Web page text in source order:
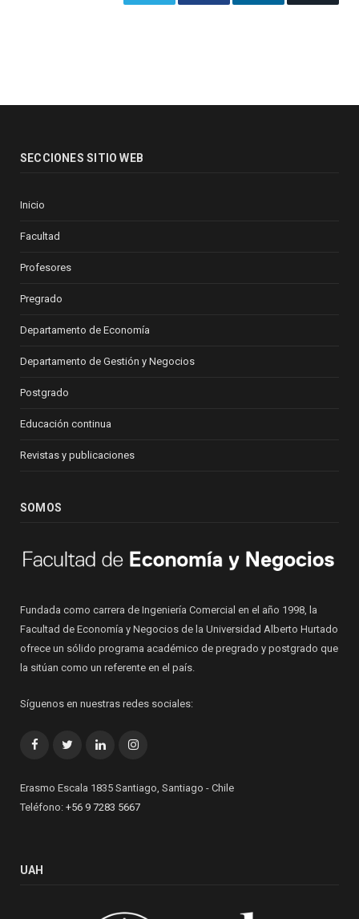
SECCIONES SITIO WEB
Inicio
Facultad
Profesores
Pregrado
Departamento de Economía
Departamento de Gestión y Negocios
Postgrado
Educación continua
Revistas y publicaciones
SOMOS
Fundada como carrera de Ingeniería Comercial en el año 1998, la
Facultad de Economía y Negocios de la Universidad Alberto Hurtado
ofrece un sólido programa académico de pregrado y postgrado que
la sitúan como un referente en el país.
Síguenos en nuestras redes sociales:
FacebookTwitterLinkedInInstagram
Erasmo Escala 1835 Santiago, Santiago - Chile
Teléfono: +56 9 7283 5667
UAH